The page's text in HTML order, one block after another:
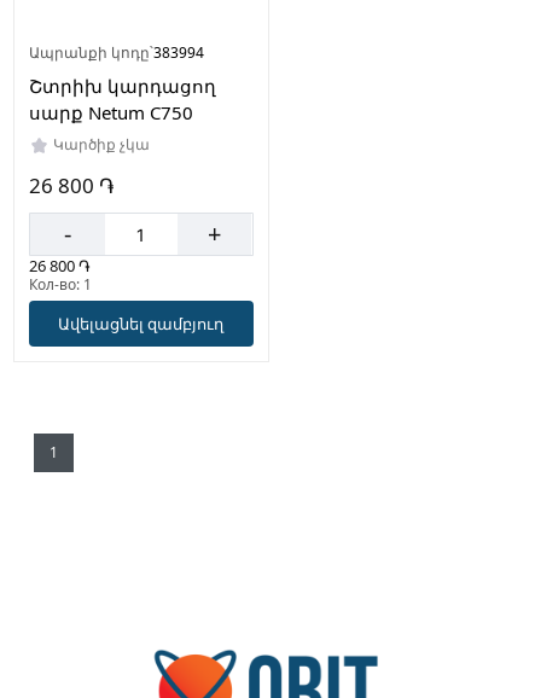
Ապրանքի կոդը՝383994
Շտրիխ կարդացող
սարք Netum C750
Կարծիք չկա
26 800 ֏
- +
26 800 ֏
Кол-во: 1
Ավելացնել զամբյուղ
1